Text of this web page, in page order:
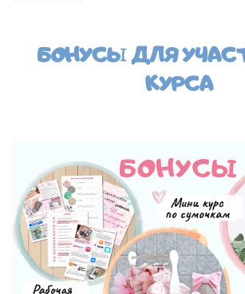
БОНУСЫ ДЛЯ
КУРСА